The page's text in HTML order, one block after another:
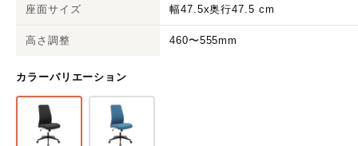
座面サイズ 幅47.5x奥行47.5 cm
高さ調整 460〜555mm
カラーバリエーション